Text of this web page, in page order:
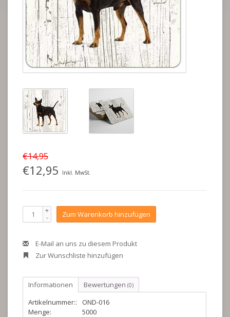
€14,95
€12,95 Inkl. MwSt.
+
- Zum Warenkorb hinzufügen
E-Mail an uns zu diesem Produkt
Zur Wunschliste hinzufügen
Informationen Bewertungen (0)
Artikelnummer::
OND-016
Menge:
5000